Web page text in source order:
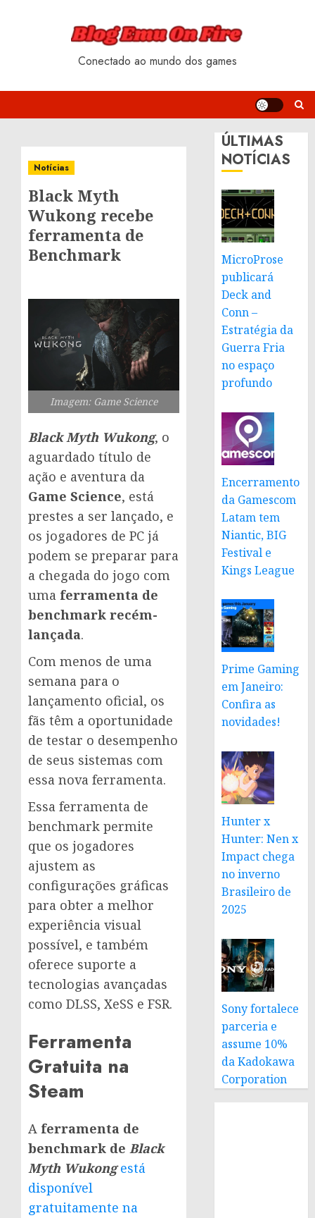
Conectado ao mundo dos games
Notícias
Black Myth
Wukong recebe
ferramenta de
Benchmark
Imagem: Game Science
Black Myth Wukong, o
aguardado título de
ação e aventura da
Game Science, está
prestes a ser lançado, e
os jogadores de PC já
podem se preparar para
a chegada do jogo com
uma ferramenta de
benchmark recém-
lançada.
Com menos de uma
semana para o
lançamento oficial, os
fãs têm a oportunidade
de testar o desempenho
de seus sistemas com
essa nova ferramenta.
Essa ferramenta de
benchmark permite
que os jogadores
ajustem as
configurações gráficas
para obter a melhor
experiência visual
possível, e também
oferece suporte a
tecnologias avançadas
como DLSS, XeSS e FSR.
Ferramenta
Gratuita na
Steam
A ferramenta de
benchmark de Black
Myth Wukong está
disponível
gratuitamente na
ÚLTIMAS
NOTÍCIAS
MicroProse
publicará
Deck and
Conn –
Estratégia da
Guerra Fria
no espaço
profundo
Encerramento
da Gamescom
Latam tem
Niantic, BIG
Festival e
Kings League
Prime Gaming
em Janeiro:
Confira as
novidades!
Hunter x
Hunter: Nen x
Impact chega
no inverno
Brasileiro de
2025
Sony fortalece
parceria e
assume 10%
da Kadokawa
Corporation